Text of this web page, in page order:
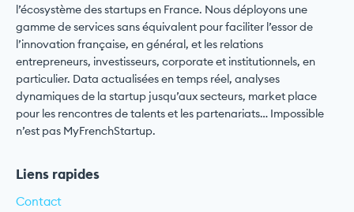
l’écosystème des startups en France. Nous déployons une
gamme de services sans équivalent pour faciliter l’essor de
l’innovation française, en général, et les relations
entrepreneurs, investisseurs, corporate et institutionnels, en
particulier. Data actualisées en temps réel, analyses
dynamiques de la startup jusqu’aux secteurs, market place
pour les rencontres de talents et les partenariats… Impossible
n’est pas MyFrenchStartup.
Liens rapides
Contact